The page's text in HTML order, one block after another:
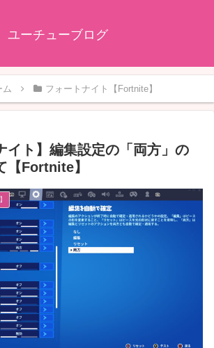
ユーチューブログ
ム フォートナイト【Fortnite】
イト】編集設定の「両方」の
【Fortnite】